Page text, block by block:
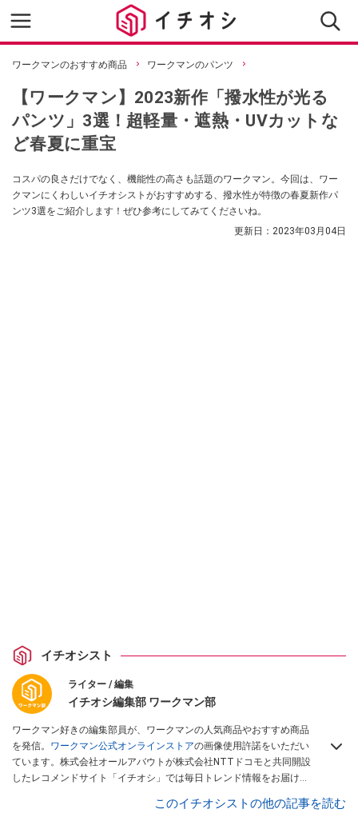
ワークマンのおすすめ商品 ワークマンのパンツ
【ワークマン】2023新作「撥水性が光る
パンツ」3選！超軽量・遮熱・UVカットな
ど春夏に重宝
コスパの良さだけでなく、機能性の高さも話題のワークマン。今回は、ワー
クマンにくわしいイチオシストがおすすめする、撥水性が特徴の春夏新作パ
ンツ3選をご紹介します！ぜひ参考にしてみてくださいね。
更新日： 2023年03月04日
イチオシスト
ライター / 編集
イチオシ編集部 ワークマン部
ワークマン好きの編集部員が、ワークマンの人気商品やおすすめ商品
を発信。 ワークマン公式オンラインストアの画像使用許諾をいただい
ています。株式会社オールアバウトが株式会社NTTドコモと共同開設
したレコメンドサイト「イチオシ」では毎日トレンド情報をお届け。
このイチオシストの他の記事を読む